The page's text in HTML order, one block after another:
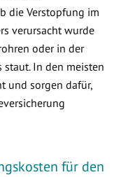
die Verstopfung im
verursacht wurde
oder in der
In den meisten
und sorgen dafür,
für den